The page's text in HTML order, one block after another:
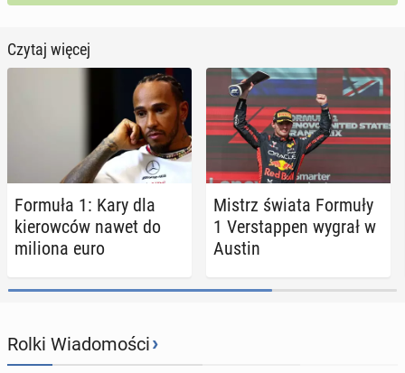
Czytaj więcej
Formuła 1: Kary dla
kie­row­ców nawet do
miliona euro
Mistrz świata Formuły
1 Ver­stap­pen wygrał w
Austin
Rolki Wiadomości›